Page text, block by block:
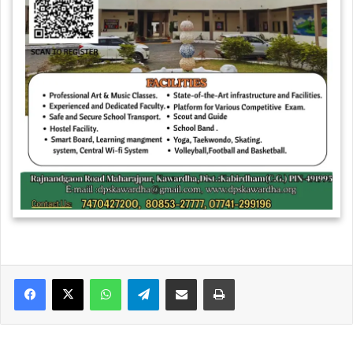
WhatsAppTelegramShare via Email Print